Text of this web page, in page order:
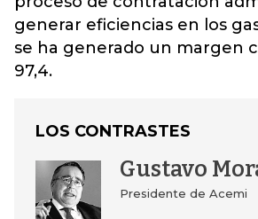
generar eficiencias en los
se ha generado un margen
97,4.
LOS CONTRASTES
Gustavo
Presidente de Acemi